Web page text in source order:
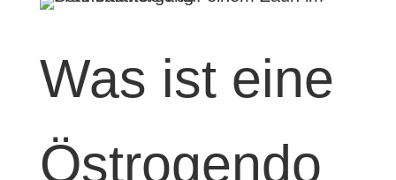
Was ist eine
Östrogendo